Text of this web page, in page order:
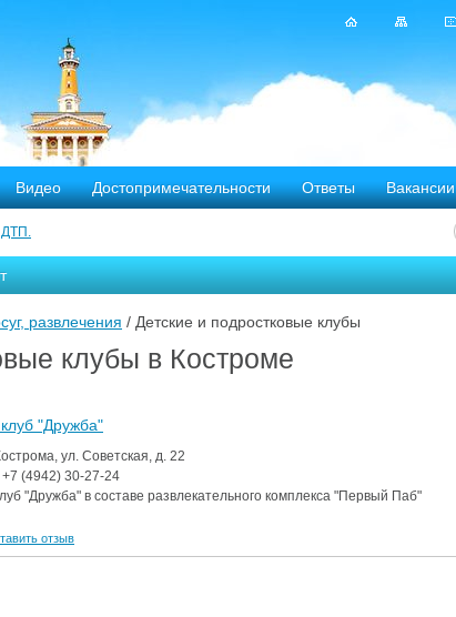
Видео Достопримечательности Ответы Вакансии
ДТП.
АЭС
развлечения / Детские и подростковые клубы
клубы в Костроме
"Дружба"
ул. Советская, д. 22
+7 (4942) 30-27-24
"Дружба" в составе развлекательного комплекса "Первый Паб"
отзыв